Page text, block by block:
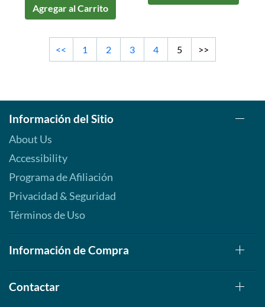
Agregar al Carrito
<< 1 2 3 4 5 >>
Información del Sitio
About Us
Accessibility
Programa de Afiliación
Privacidad & Seguridad
Términos de Uso
Información de Compra
Contactar